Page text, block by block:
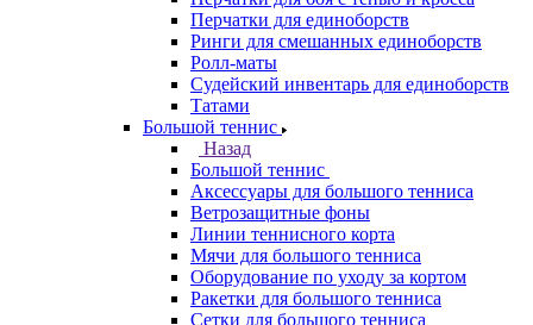
Перчатки для единоборств
Ринги для смешанных единоборств
Ролл-маты
Судейский инвентарь для единоборств
Татами
Большой теннис
Назад
Большой теннис
Аксессуары для большого тенниса
Ветрозащитные фоны
Линии теннисного корта
Мячи для большого тенниса
Оборудование по уходу за кортом
Ракетки для большого тенниса
Сетки для большого тенниса